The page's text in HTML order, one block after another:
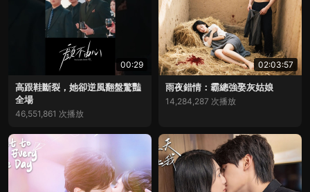
00:29
高跟鞋斷裂，她卻逆風翻盤驚豔
全場
46,551,861 次播放
02:03:57
雨夜錯情：霸總強娶灰姑娘
14,284,287 次播放